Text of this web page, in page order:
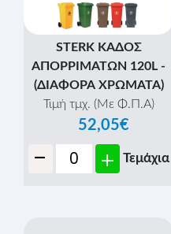
STERK ΚΑΔΟΣ
ΑΠΟΡΡΙΜΑΤΩΝ 120L -
(ΔΙΑΦΟΡΑ ΧΡΩΜΑΤΑ)
Τιμή τμχ. (Με Φ.Π.Α)
52,05€
- + Τεμάχια